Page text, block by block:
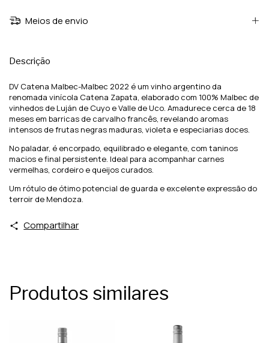
Meios de envio
Descrição
DV Catena Malbec-Malbec 2022 é um vinho argentino da
renomada vinícola Catena Zapata, elaborado com 100% Malbec de
vinhedos de Luján de Cuyo e Valle de Uco. Amadurece cerca de 18
meses em barricas de carvalho francês, revelando aromas
intensos de frutas negras maduras, violeta e especiarias doces.
No paladar, é encorpado, equilibrado e elegante, com taninos
macios e final persistente. Ideal para acompanhar carnes
vermelhas, cordeiro e queijos curados.
Um rótulo de ótimo potencial de guarda e excelente expressão do
terroir de Mendoza.
Compartilhar
Produtos similares